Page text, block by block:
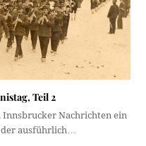
Teil 2
Innsbrucker Nachrichten ein
ausführlich…